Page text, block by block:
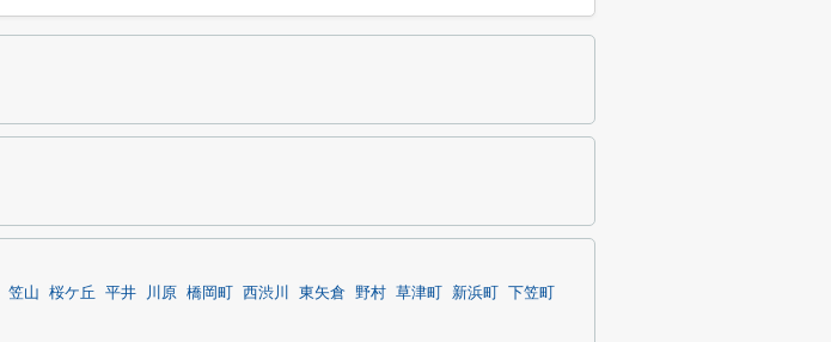
笠山 桜ケ丘 平井 川原 橋岡町 西渋川 東矢倉 野村 草津町 新浜町
下笠町